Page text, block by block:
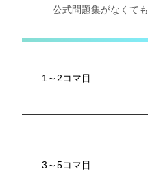
公式問題集がなくても
1～2コマ目
3～5コマ目